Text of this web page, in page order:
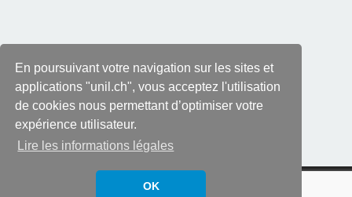
En poursuivant votre navigation sur les sites et
applications "unil.ch", vous acceptez l'utilisation
de cookies nous permettant d’optimiser votre
expérience utilisateur.
Lire les informations légales
OK
© UNIL | Université de Lausanne